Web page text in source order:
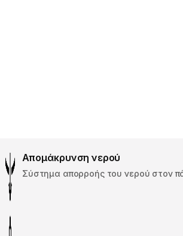
Απομάκρυνση νερού
Σύστημα απορροής του νερού στον